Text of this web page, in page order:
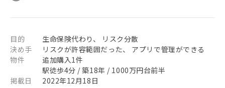
目的
生命保険代わり、 リスク分散
決め手
リスクが許容範囲だった、 アプリで管理ができる
物件
追加購入1件
駅徒歩4分 / 築18年 / 1000万円台前半
掲載日
2022年12月18日